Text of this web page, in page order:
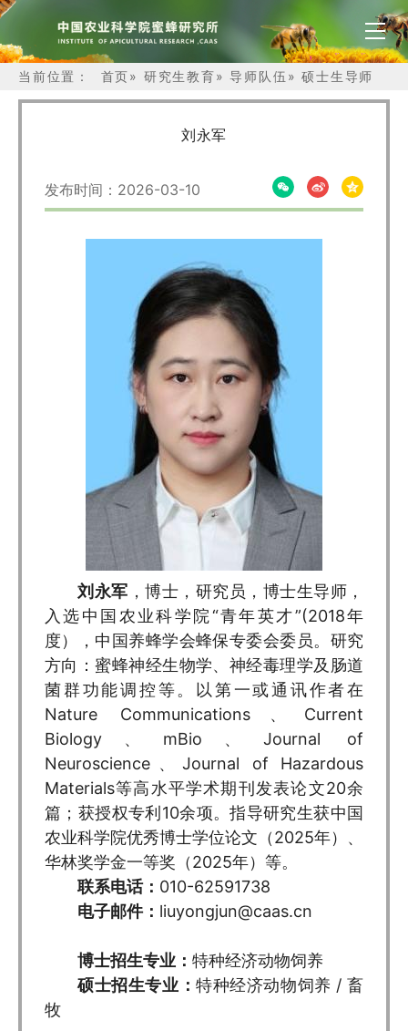
当前位置： 首页» 研究生教育»导师队伍 »硕士生导师
刘永军
发布时间：2026-03-10
刘永军 ，博士，研究员，博士生导师，
入选中国农业科学院“青年英才”(2018年
度），中国养蜂学会蜂保专委会委员。研究
方向：蜜蜂神经生物学、神经毒理学及肠道
菌群功能调控等。以第一或通讯作者在
Nature Communications、Current
Biology、mBio、Journal of
Neuroscience、Journal of Hazardous
Materials等高水平学术期刊发表论文20余
篇；获授权专利10余项。指导研究生获中国
农业科学院优秀博士学位论文（2025年）、
华林奖学金一等奖（2025年）等。
联系电话： 010-62591738
电子邮件： liuyongjun@caas.cn
博士招生专业： 特种经济动物饲养
硕士招生专业：特种经济动物饲养 / 畜
牧